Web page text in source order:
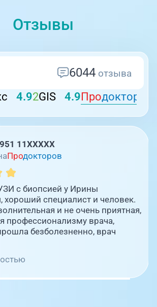
Отзывы
6044 отзыва
4.92GIS 4.9Продокторов
11XXXXX
Продокторов
с биопсией у Ирины
хороший специалист и человек.
и не очень приятная,
профессионализму врача,
безболезненно, врач